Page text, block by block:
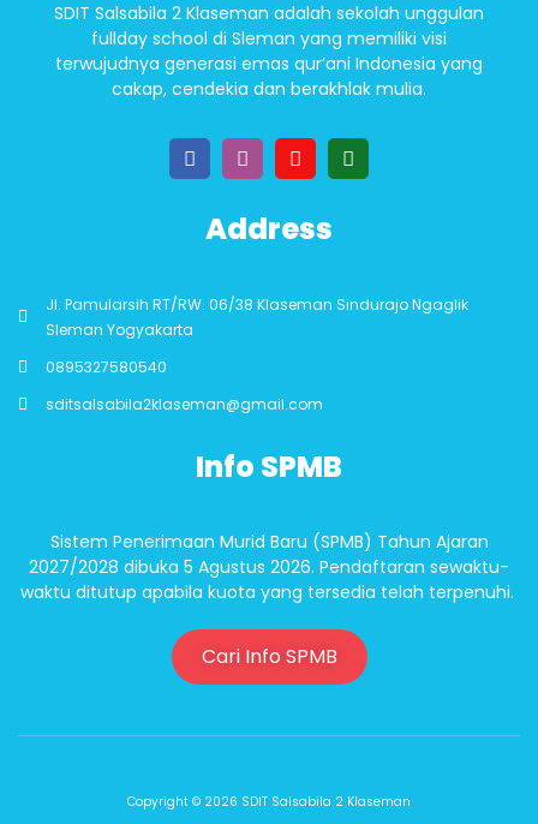
SDIT Salsabila 2 Klaseman adalah sekolah unggulan
fullday school di Sleman yang memiliki visi
terwujudnya generasi emas qur’ani Indonesia yang
cakap, cendekia dan berakhlak mulia.
Address
Jl. Pamularsih RT/RW. 06/38 Klaseman Sindurajo Ngaglik
Sleman Yogyakarta
0895327580540
sditsalsabila2klaseman@gmail.com
Info SPMB
Sistem Penerimaan Murid Baru (SPMB) Tahun Ajaran
2027/2028 dibuka 5 Agustus 2026. Pendaftaran sewaktu-
waktu ditutup apabila kuota yang tersedia telah terpenuhi.
Cari Info SPMB
Copyright © 2026 SDIT Salsabila 2 Klaseman